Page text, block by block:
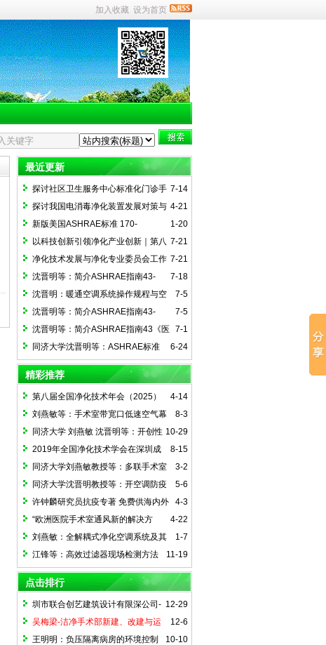
加入收藏 设为首页
最近更新
7-14
探讨社区卫生服务中心标准化门诊手
术室建设（一）
4-21
探讨我国电消毒净化装置发展对策与
国际接轨路径
1-20
新版美国ASHRAE标准 170-
2025《医疗护理设施通风》简介
7-21
以科技创新引领净化产业创新｜第八
届全国净化技术年会（2025）在郑州召开
7-21
净化技术发展与净化专业委员会工作
交流会召开
7-18
沈晋明等：简介ASHRAE指南43-
2025(4)医院通风运行指南附录解读
7-5
沈晋明：暖通空调系统操作规程与空
间监控简介ASHRAE指南43-2025（2）7-5
沈晋明等：简介ASHRAE指南43-
2025(3)《医院通风系统运行指南的实
施》
7-1
沈晋明等：简介ASHRAE指南43《医
疗护理设施通风运行指南》
6-24
同济大学沈晋明等：ASHRAE标准
241-2023 简介（三） ——传染风险管理
模式（下）
精彩推荐
4-14
第八届全国净化技术年会（2025）
暨征文通知
8-3
刘燕敏等：手术室带宽口低速空气幕
的异温异速送风系统
10-29
同济大学 刘燕敏 沈晋明等：开创性
标准 ASHRAE 241，降低室内传染性气溶
胶传播风险
8-15
2019年全国净化技术学会在深圳成
功举行
3-2
同济大学刘燕敏教授等：多联手术室
的研发与实施
5-6
同济大学沈晋明教授等：开空调防疫
常态化
4-3
许钟麟研究员抗疫专著 免费供海内外
在线阅读
4-22
“欧洲医院手术室通风新的解决方
案”技术交流会在沪举办
1-7
刘燕敏：全解耦式净化空调系统及其
应用
11-19
江锋等：高效过滤器现场检测方法
简述及专题研究
点击排行
12-29
圳市联合创艺建筑设计有限深公司-
骆艳：洁净手术室湿度优先控制设计方法
探讨
12-6
吴梅梁-洁净手术部新建、改建与运
行管理
10-10
王明明：负压隔离病房的环境控制